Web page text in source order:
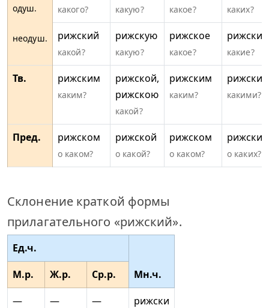
одуш.
неодуш.
какого? какую? какое? каких?
рижский
какой?
рижскую
какую?
рижское
какое?
рижские
какие?
Тв. рижским
каким?
рижской,
рижскою
какой?
рижским
каким? какими?
Пред. рижском
о каком?
рижской
о какой?
рижском
о каком?
рижских
о каких?
Склонение краткой формы
прилагательного «рижский».
Ед.ч.
Мн.ч.
М.р. Ж.р.
Ср.р.
—
— — рижски